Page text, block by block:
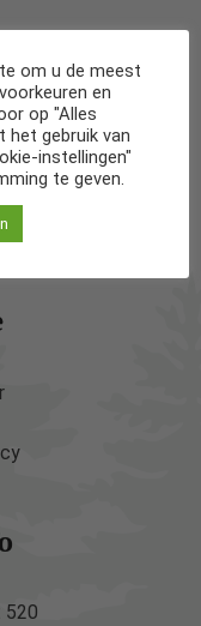
België
520
om u de meest
en
op "Alles
het gebruik van
instellingen"
te geven.